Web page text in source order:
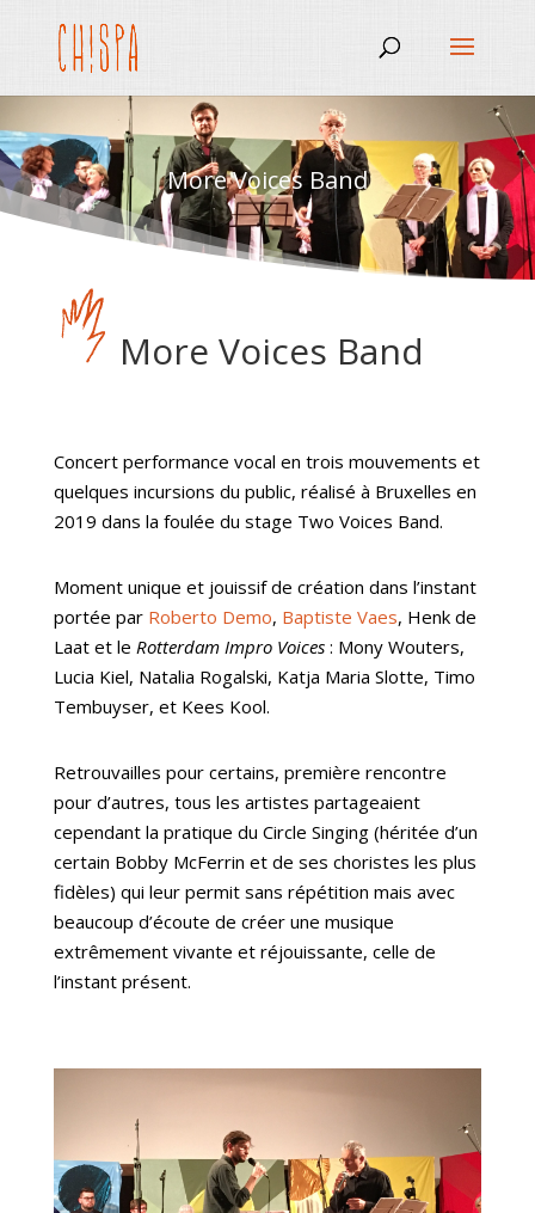
More Voices Band
More Voices Band
Concert performance vocal en trois mouvements et
quelques incursions du public, réalisé à Bruxelles en
2019 dans la foulée du stage Two Voices Band.
Moment unique et jouissif de création dans l’instant
portée par Roberto Demo, Baptiste Vaes, Henk de
Laat et le Rotterdam Impro Voices: Mony Wouters,
Lucia Kiel, Natalia Rogalski, Katja Maria Slotte, Timo
Tembuyser, et Kees Kool.
Retrouvailles pour certains, première rencontre
pour d’autres, tous les artistes partageaient
cependant la pratique du Circle Singing (héritée d’un
certain Bobby McFerrin et de ses choristes les plus
fidèles) qui leur permit sans répétition mais avec
beaucoup d’écoute de créer une musique
extrêmement vivante et réjouissante, celle de
l’instant présent.